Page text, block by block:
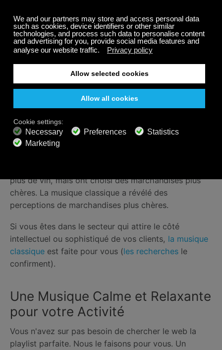
Affaires
Parfois, l'approche classique est la meilleure. Au
début des années 90, des chercheurs de la Texas
, dans l'espoir d'en savoir plus sur le pouvoir
de la musique de fond.
Ils ont comparé le classique et le top 40 dans un
magasin de vin. Les résultats ont prouvé que la
musique a un pouvoir sur notre façon de dépenser.
Les acheteurs qui écoutaient de la musique classique
plus de vin, mais ont choisi des marchandises plus
chères. La musique classique a révélé des
perceptions de marchandises plus chères.
Si vous êtes dans le secteur qui attire le côté
intellectuel ou sophistiqué de vos clients, la musique
classique est faite pour vous (les recherches le
confirment).
Une Musique Calme et Relaxante
pour votre Activité
Vous n'avez sur pas besoin de chercher le web la
playlist parfaite. Nous le faisons pour vous. Un